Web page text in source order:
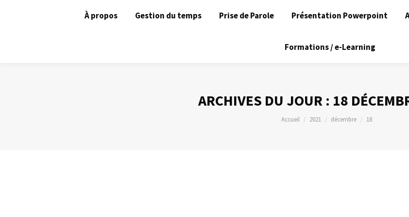
À propos Gestion du temps Prise de Parole Présentation Powerpoint
Formations / e-Learning
ARCHIVES DU JOUR : 18
Vous êtes ici :
Accueil 2021 décembre 18